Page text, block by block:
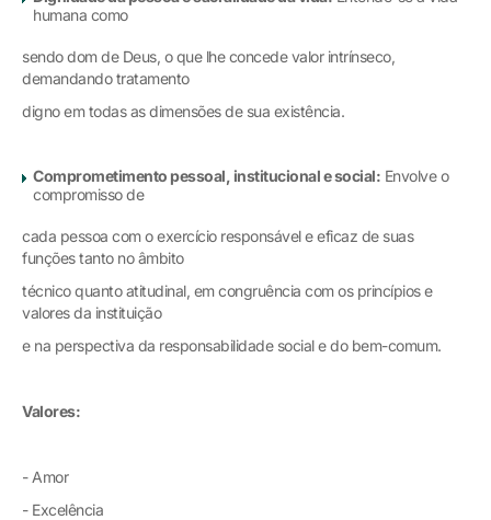
humana como
sendo dom de Deus, o que lhe concede valor intrínseco,
demandando tratamento
digno em todas as dimensões de sua existência.
Comprometimento pessoal, institucional e social: Envolve o
compromisso de
cada pessoa com o exercício responsável e eficaz de suas
funções tanto no âmbito
técnico quanto atitudinal, em congruência com os princípios e
valores da instituição
e na perspectiva da responsabilidade social e do bem-comum.
Valores:
- Amor
- Excelência